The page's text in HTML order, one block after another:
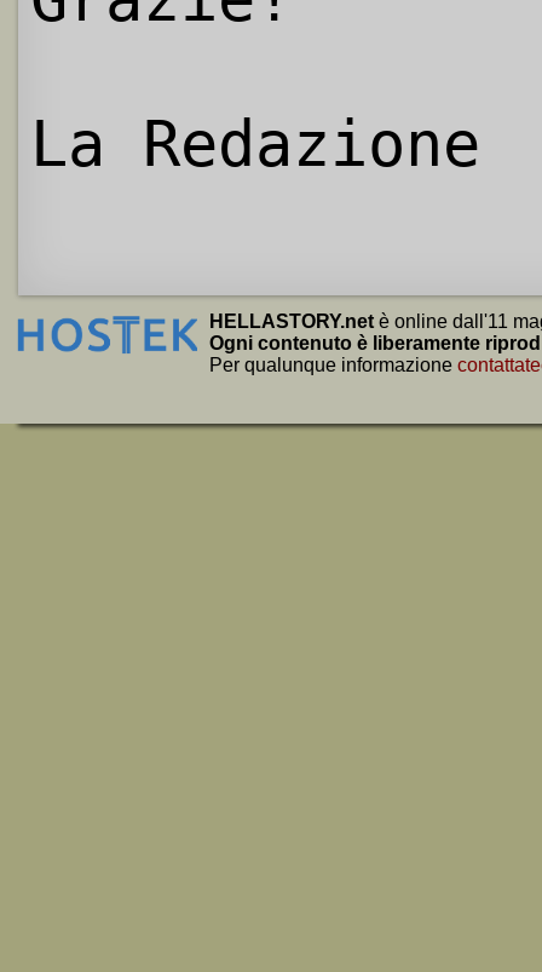
La Redazione
HELLASTORY.net è online dall'11
Ogni contenuto è liberamente
Per qualunque informazione